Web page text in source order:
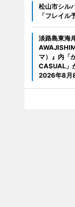
松山市シル
「フレイル
淡路島東海
マ）』内「
CASUAL」
2026年8月